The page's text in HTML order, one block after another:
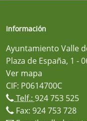
Información
Ayuntamiento Valle
Plaza de España, 1 -
Ver mapa
CIF: P0614700C
Telf.: 924 753 525
Fax: 924 753 728